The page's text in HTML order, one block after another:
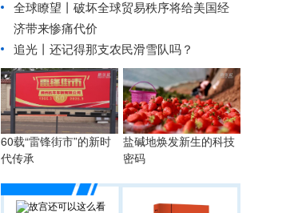
全球瞭望丨破坏全球贸易秩序将给美国经
济带来惨痛代价
追光丨 还记得那支农民滑雪队吗？
60载“雷锋街市”的新时
代传承
盐碱地焕发新生的科技
密码